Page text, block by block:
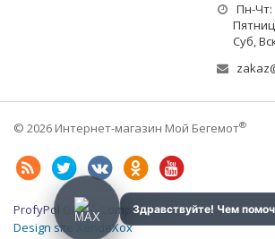
Пн-Чт:
Суб,
© 2026 Интернет-магазин Мой Бегемот®
ProfyPol Group Company LLC
Design site XendeXox